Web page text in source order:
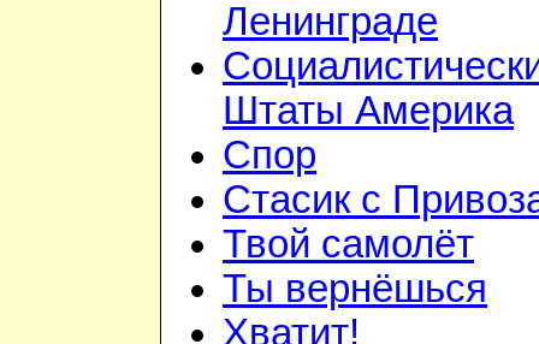
Ленинграде
Штаты Америка
Спор
Стасик с
Твой самолёт
Ты вернёшься
Хватит!